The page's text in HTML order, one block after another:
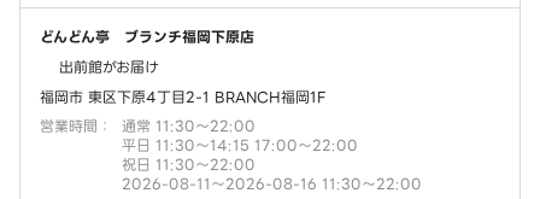
どんどん亭 ブランチ福岡下原店
出前館がお届け
福岡市 東区下原4丁目2-1 BRANCH福岡1F
営業時間 ：
通常 11:30～22:00
平日 11:30～14:15 17:00～22:00
祝日 11:30～22:00
2026-08-11～2026-08-16 11:30～22:00